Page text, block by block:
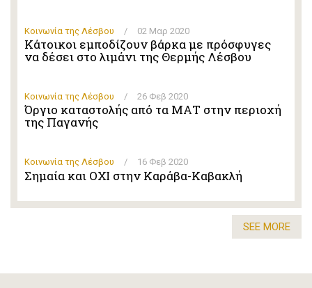
Κοινωνία της Λέσβου / 02 Μαρ 2020
Κάτοικοι εμποδίζουν βάρκα με πρόσφυγες
να δέσει στο λιμάνι της Θερμής Λέσβου
Κοινωνία της Λέσβου / 26 Φεβ 2020
Όργιο καταστολής από τα ΜΑΤ στην περιοχή
της Παγανής
Κοινωνία της Λέσβου / 16 Φεβ 2020
Σημαία και ΟΧΙ στην Καράβα-Καβακλή
SEE MORE